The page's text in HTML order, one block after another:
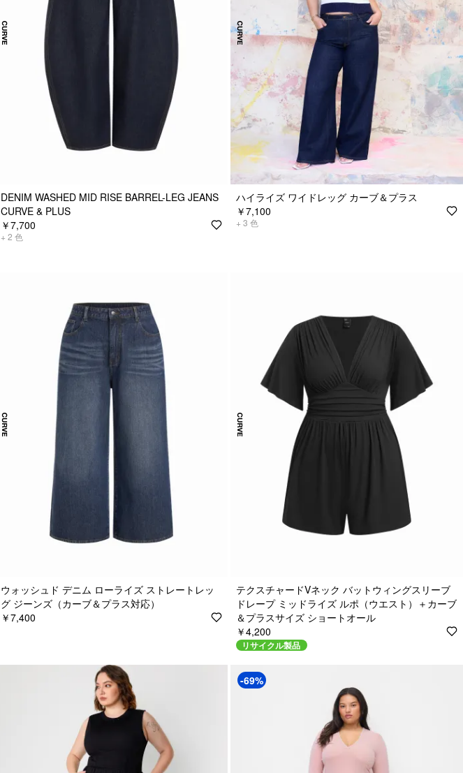
DENIM WASHED MID RISE BARREL-LEG JEANS
CURVE & PLUS
￥7,700
+ 2 色
ハイライズ ワイドレッグ カーブ＆プラス
￥7,100
+ 3 色
ウォッシュド デニム ローライズ ストレートレッ
グ ジーンズ（カーブ＆プラス対応）
￥7,400
テクスチャードVネック バットウィングスリーブ
ドレープ ミッドライズ ルポ（ウエスト）＋カーブ
＆プラスサイズ ショートオール
￥4,200
リサイクル製品
-69%